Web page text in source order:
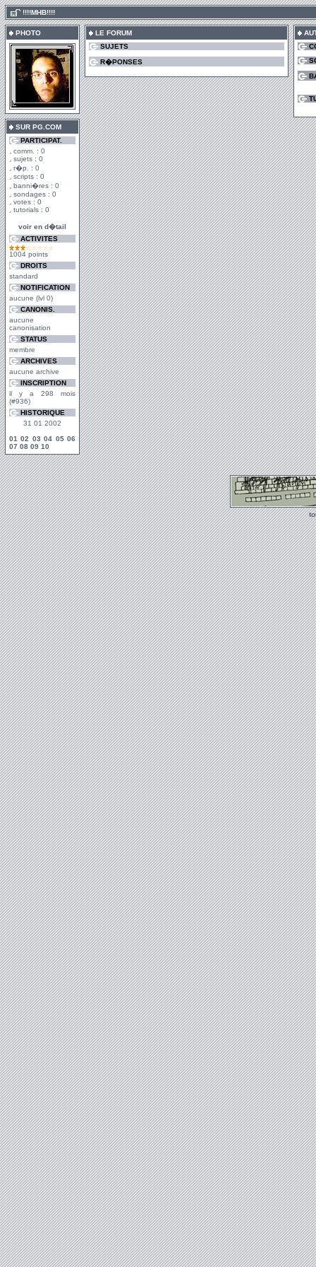
!!!!MHB!!!!
PHOTO
SUR PG.COM
PARTICIPAT.
comm. : 0
sujets : 0
r�p. : 0
scripts : 0
banni�res : 0
sondages : 0
votes : 0
tutorials : 0
voir en d�tail
ACTIVITES
1004 points
DROITS
standard
NOTIFICATION
aucune (lvl 0)
CANONIS.
aucune
canonisation
STATUS
membre
ARCHIVES
aucune archive
INSCRIPTION
il y a 298 mois
(#936)
HISTORIQUE
31 01 2002
01 02 03 04 05 06
07 08 09 10
LE FORUM
SUJETS
R�PONSES